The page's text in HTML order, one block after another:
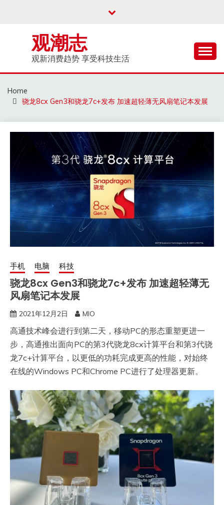
观潮志
观新消费趋势 享受科技生活
Home
骁龙8cx Gen3和骁龙7c+发布 加速超轻薄无风扇笔记本发展
手机 电脑 科技
骁龙8cx Gen3和骁龙7c+发布 加速超轻薄无
风扇笔记本发展
2021年12月2日 MIO
高通技术峰会进行到第二天，移动PC的形态重塑更进一
步，高通推出面向PC的第3代骁龙8cx计算平台和第3代骁
龙7c+计算平台，以更低的功耗完成更高的性能，对始终
在线的Windows PC和Chrome PC进行了处理器更新。